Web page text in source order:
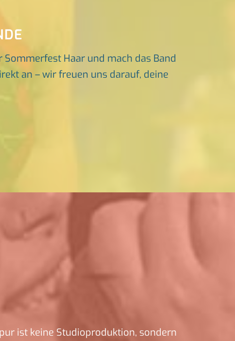
Sommerfest Haar und mach das Band
an – wir freuen uns darauf, deine
ist keine Studioproduktion, sondern